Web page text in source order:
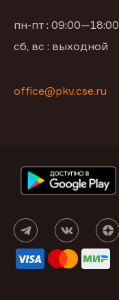
пн-пт : 09:00—18:00
сб, вс : выходной
office@pkv.cse.ru